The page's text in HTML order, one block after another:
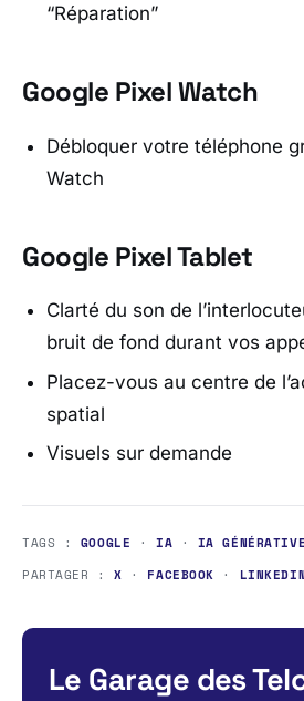
“Réparation”
Google Pixel Watch
Débloquer votre téléphone
Watch
Google Pixel Tablet
Clarté du son de
bruit de fond durant vos
Placez-vous au centre de
spatial
Visuels sur demande
TAGS : GOOGLE · IA · IA GÉNÉRATIVE
PARTAGER :X · FACEBOOK · LINKEDIN
Le Garage des